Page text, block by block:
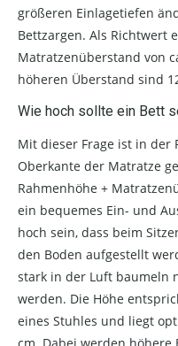
größeren Einlagetiefen
Bettzargen. Als Richtwert
Matratzenüberstand von
höheren Überstand sind
Wie hoch sollte ein Bett
Mit dieser Frage ist in der
Oberkante der Matratze
Rahmenhöhe +
ein bequemes Ein- und
hoch sein, dass beim
den Boden aufgestellt
stark in der Luft baumeln
werden. Die Höhe
eines Stuhles und liegt